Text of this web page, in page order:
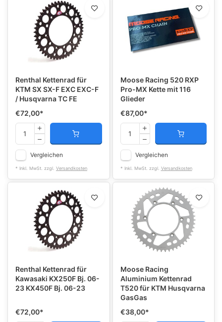
Renthal Kettenrad für
KTM SX SX-F EXC EXC-F
/ Husqvarna TC FE
€72,00*
Vergleichen
* Inkl. MwSt. zzgl. Versandkosten
Moose Racing 520 RXP
Pro-MX Kette mit 116
Glieder
€87,00*
Vergleichen
* Inkl. MwSt. zzgl. Versandkosten
Renthal Kettenrad für
Kawasaki KX250F Bj. 06-
23 KX450F Bj. 06-23
€72,00*
Moose Racing
Aluminium Kettenrad
T520 für KTM Husqvarna
GasGas
€38,00*